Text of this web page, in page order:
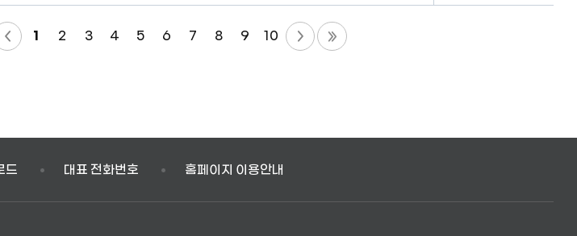
1 2 3 4 5 6 7 8 9 10
드 대표 전화번호 홈페이지 이용안내